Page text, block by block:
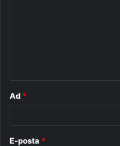
Ad *
E-posta *